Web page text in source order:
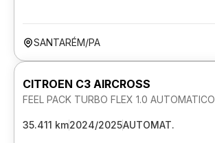
SANTARÉM/PA
CITROEN C3 AIRCROSS
FEEL PACK TURBO FLEX 1.0 AUTOMATICO
35.411 km2024/2025AUTOMAT.